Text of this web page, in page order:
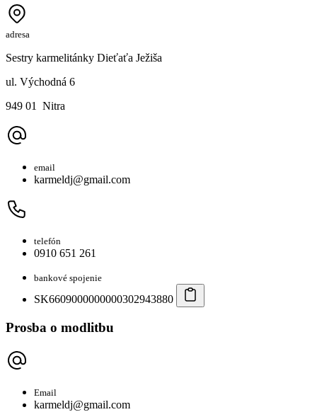
adresa
Sestry karmelitánky Dieťaťa Ježiša
ul. Východná 6
949 01 Nitra
email
karmeldj@gmail.com
telefón
0910 651 261
bankové spojenie
SK6609000000000302943880
Prosba o modlitbu
Email
karmeldj@gmail.com